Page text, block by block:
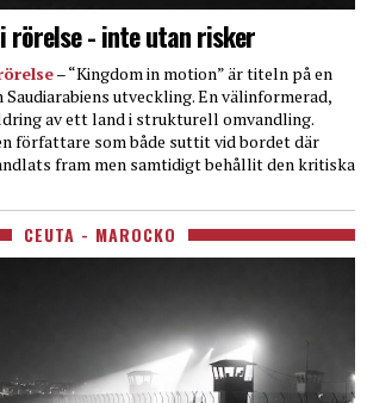
rörelse - inte utan risker
– “Kingdom in motion” är titeln på en
utveckling. En välinformerad,
av ett land i strukturell omvandling.
författare som både suttit vid bordet där
fram men samtidigt behållit den kritiska
CEUTA - MAROCKO